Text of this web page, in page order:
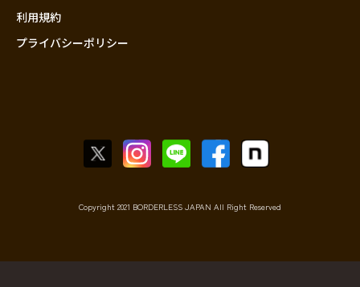
利用規約
プライバシーポリシー
Copyright 2021 BORDERLESS JAPAN All Right Reserved